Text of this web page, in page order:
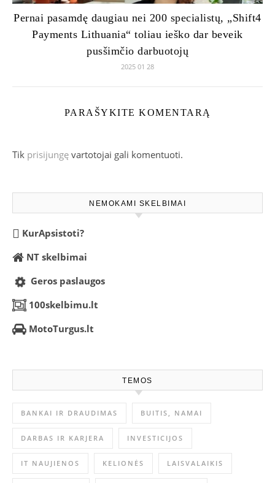
Pernai pasamdę daugiau nei 200 specialistų, „Shift4
Payments Lithuania“ toliau ieško dar beveik
pusšimčio darbuotojų
2025 01 28
PARAŠYKITE KOMENTARĄ
Tik prisijungę vartotojai gali komentuoti.
NEMOKAMI SKELBIMAI
KurApsistoti?
NT skelbimai
Geros paslaugos
100skelbimu.lt
MotoTurgus.lt
TEMOS
BANKAI IR DRAUDIMAS BUITIS, NAMAI
DARBAS IR KARJERA INVESTICIJOS
IT NAUJIENOS KELIONĖS LAISVALAIKIS